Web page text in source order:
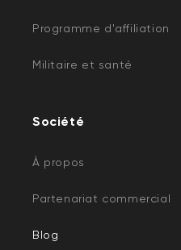
Programme d'affiliation
Militaire et santé
Société
À propos
Partenariat commercial
Blog